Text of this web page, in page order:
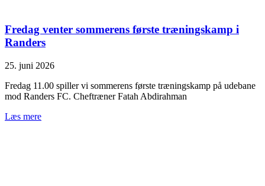
Fredag venter sommerens første træningskamp i
Randers
25. juni 2026
Fredag 11.00 spiller vi sommerens første træningskamp på udebane
mod Randers FC. Cheftræner Fatah Abdirahman
Læs mere